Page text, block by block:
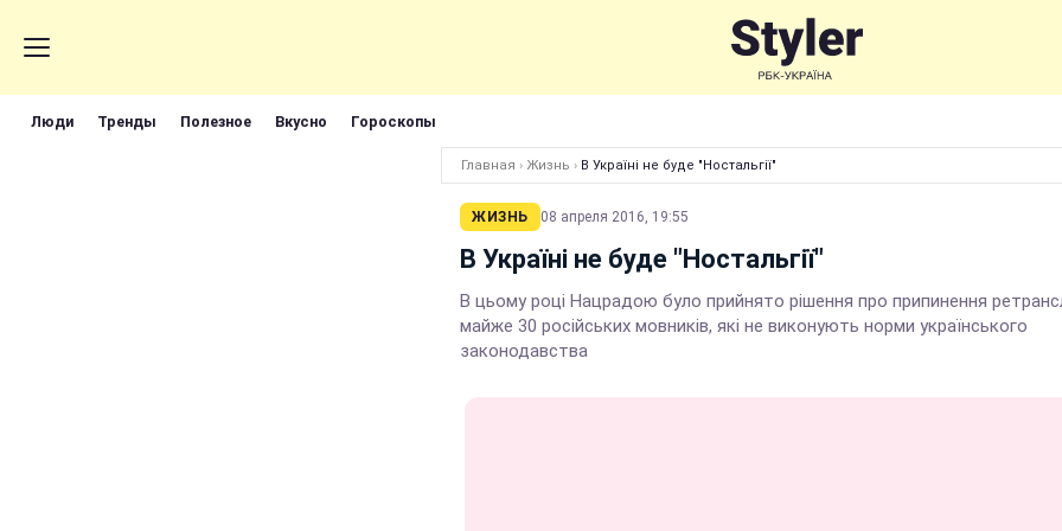
Люди Тренды Полезное Вкусно Гороскопы
Главная › Жизнь › В Україні не буде "Ностальгії"
ЖИЗНЬ 08 апреля 2016, 19:55
В Україні не буде "Ностальгії"
В цьому році Нацрадою було прийнято рішення про припинення
майже 30 російських мовників, які не виконують норми українського
законодавства